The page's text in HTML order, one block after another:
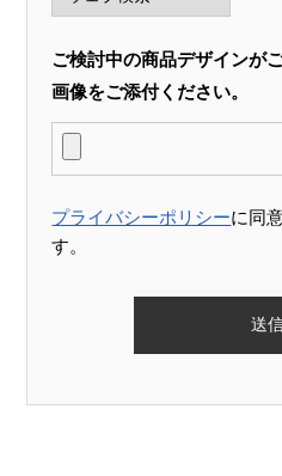
ご検討中の商品デザインが
画像をご添付ください。
プライバシーポリシーに同
す。